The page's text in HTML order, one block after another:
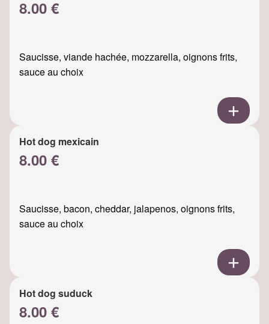
8.00 €
Saucisse, viande hachée, mozzarella, oignons frits,
sauce au choix
Hot dog mexicain
8.00 €
Saucisse, bacon, cheddar, jalapenos, oignons frits,
sauce au choix
Hot dog suduck
8.00 €